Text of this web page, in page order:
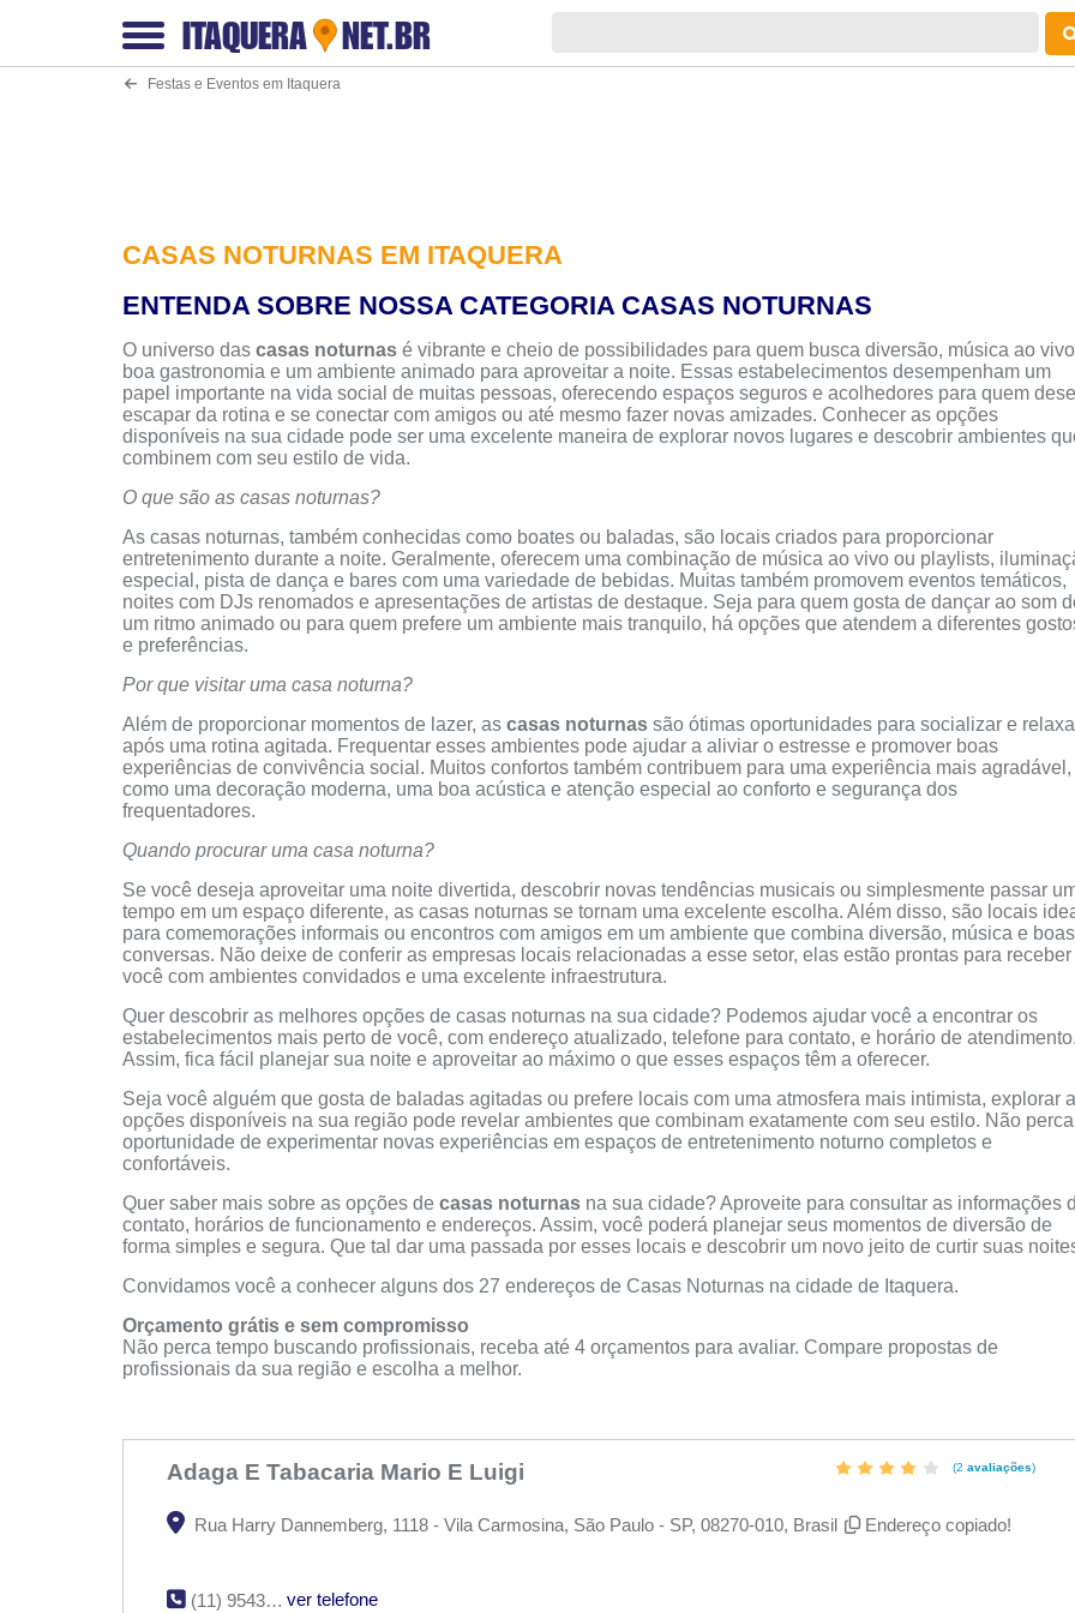
ITAQUERA NET.BR
Festas e Eventos em Itaquera
CASAS NOTURNAS EM ITAQUERA
ENTENDA SOBRE NOSSA CATEGORIA CASAS NOTURNAS
O universo das casas noturnas é vibrante e cheio de possibilidades para quem busca diversão, música ao
boa gastronomia e um ambiente animado para aproveitar a noite. Essas estabelecimentos desempenham um
papel importante na vida social de muitas pessoas, oferecendo espaços seguros e acolhedores para quem
escapar da rotina e se conectar com amigos ou até mesmo fazer novas amizades. Conhecer as opções
disponíveis na sua cidade pode ser uma excelente maneira de explorar novos lugares e descobrir ambientes
combinem com seu estilo de vida.
O que são as casas noturnas?
As casas noturnas, também conhecidas como boates ou baladas, são locais criados para proporcionar
entretenimento durante a noite. Geralmente, oferecem uma combinação de música ao vivo ou playlists,
especial, pista de dança e bares com uma variedade de bebidas. Muitas também promovem eventos temáticos,
noites com DJs renomados e apresentações de artistas de destaque. Seja para quem gosta de dançar ao som
um ritmo animado ou para quem prefere um ambiente mais tranquilo, há opções que atendem a diferentes
e preferências.
Por que visitar uma casa noturna?
Além de proporcionar momentos de lazer, as casas noturnas são ótimas oportunidades para socializar e
após uma rotina agitada. Frequentar esses ambientes pode ajudar a aliviar o estresse e promover boas
experiências de convivência social. Muitos confortos também contribuem para uma experiência mais agradável,
como uma decoração moderna, uma boa acústica e atenção especial ao conforto e segurança dos
frequentadores.
Quando procurar uma casa noturna?
Se você deseja aproveitar uma noite divertida, descobrir novas tendências musicais ou simplesmente passar
tempo em um espaço diferente, as casas noturnas se tornam uma excelente escolha. Além disso, são locais
para comemorações informais ou encontros com amigos em um ambiente que combina diversão, música e boas
conversas. Não deixe de conferir as empresas locais relacionadas a esse setor, elas estão prontas para receber
você com ambientes convidados e uma excelente infraestrutura.
Quer descobrir as melhores opções de casas noturnas na sua cidade? Podemos ajudar você a encontrar os
estabelecimentos mais perto de você, com endereço atualizado, telefone para contato, e horário de atendimento.
Assim, fica fácil planejar sua noite e aproveitar ao máximo o que esses espaços têm a oferecer.
Seja você alguém que gosta de baladas agitadas ou prefere locais com uma atmosfera mais intimista, explorar
opções disponíveis na sua região pode revelar ambientes que combinam exatamente com seu estilo. Não
oportunidade de experimentar novas experiências em espaços de entretenimento noturno completos e
confortáveis.
Quer saber mais sobre as opções de casas noturnas na sua cidade? Aproveite para consultar as informações
contato, horários de funcionamento e endereços. Assim, você poderá planejar seus momentos de diversão de
forma simples e segura. Que tal dar uma passada por esses locais e descobrir um novo jeito de curtir suas
Convidamos você a conhecer alguns dos 27 endereços de Casas Noturnas na cidade de Itaquera.
Orçamento grátis e sem compromisso
Não perca tempo buscando profissionais, receba até 4 orçamentos para avaliar. Compare propostas de
profissionais da sua região e escolha a melhor.
Adaga E Tabacaria Mario E Luigi (2 avaliações)
Rua Harry Dannemberg, 1118 - Vila Carmosina, São Paulo - SP, 08270-010, Brasil Endereço copiado!
(11) 95432-9070 ver telefone